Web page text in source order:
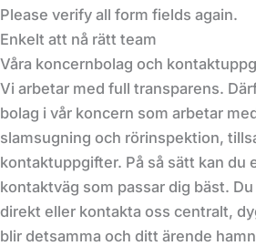
Please verify all form fields again.
Enkelt att nå rätt team
Våra koncernbolag och
Vi arbetar med full transparens.
bolag i vår koncern som arbetar
slamsugning och rörinspektion,
kontaktuppgifter. På så sätt kan du
kontaktväg som passar dig bäst.
direkt eller kontakta oss centralt,
blir detsamma och ditt ärende